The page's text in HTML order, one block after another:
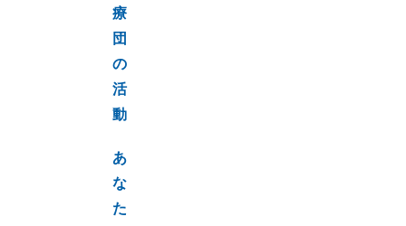
療
団
の
活
動
あ
な
た